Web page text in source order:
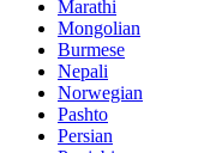
Marathi
Mongolian
Burmese
Nepali
Norwegian
Pashto
Persian